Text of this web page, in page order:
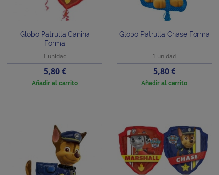
Globo Patrulla Canina
Forma
1 unidad
Precio
5,80 €
Añadir al carrito
Globo Patrulla Chase Forma
1 unidad
Precio
5,80 €
Añadir al carrito